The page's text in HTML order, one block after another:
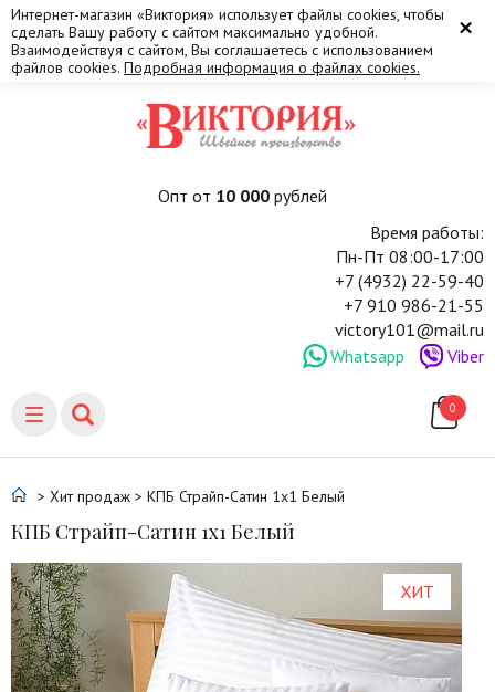
×
Интернет-магазин «Виктория» использует файлы cookies, чтобы
сделать Вашу работу с сайтом максимально удобной.
Взаимодействуя с сайтом, Вы соглашаетесь с использованием
файлов cookies. Подробная информация о файлах cookies.
Опт от 10 000рублей
Время работы:
Пн-Пт 08:00-17:00
+7 (4932) 22-59-40
+7 910 986-21-55
victory101@mail.ru
Whatsapp
Viber
0
> Хит продаж > КПБ Страйп-Сатин 1х1 Белый
КПБ Страйп-Сатин 1х1 Белый